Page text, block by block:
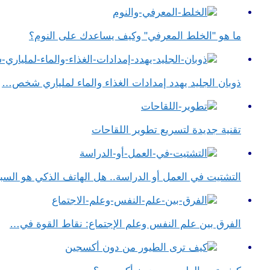
ما هو "الخلط المعرفي" وكيف يساعدك على النوم؟
ذوبان الجليد يهدد إمدادات الغذاء والماء لملياري شخص…
تقنية جديدة لتسريع تطوير اللقاحات
التشتيت في العمل أو الدراسة.. هل الهاتف الذكي هو
الفرق بين علم النفس وعلم الإجتماع​: نقاط القوة في…